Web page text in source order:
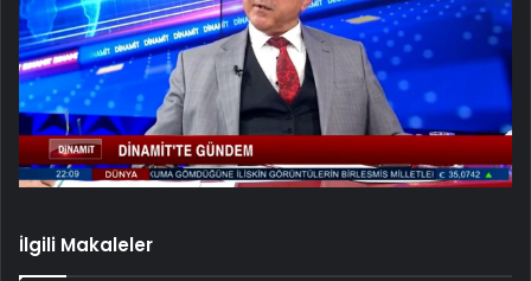
İlgili Makaleler